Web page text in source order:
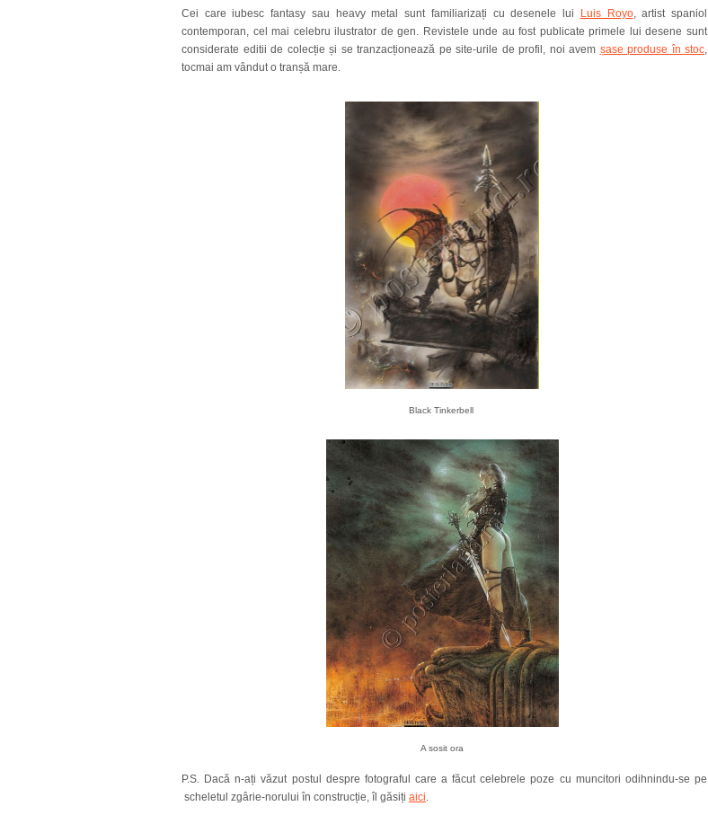
Cei care iubesc fantasy sau heavy metal sunt familiarizați cu desenele lui Luis Royo, artist spaniol
contemporan, cel mai celebru ilustrator de gen. Revistele unde au fost publicate primele lui desene sunt
considerate editii de colecție și se tranzacționează pe site-urile de profil, noi avem șase produse în stoc,
tocmai am vândut o tranșă mare.
Black Tinkerbell
A sosit ora
P.S. Dacă n-ați văzut postul despre fotograful care a făcut celebrele poze cu muncitori odihnindu-se pe
scheletul zgârie-norului în construcție, îl găsiți aici.